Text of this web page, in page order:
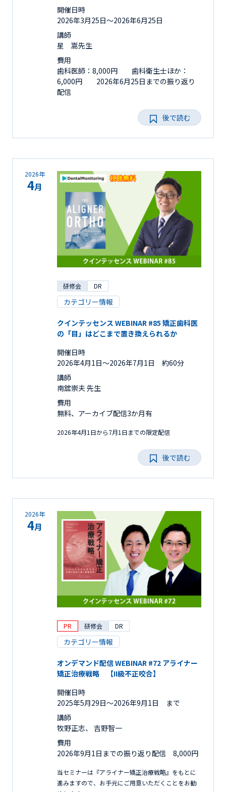
開催日時
2026年3月25日〜2026年6月25日
講師
星 嵩先生
費用
歯科医師：8,000円 歯科衛生士ほか：
6,000円 2026年6月25日までの振り返り
配信
後で読む
2026年
4月
研修会 DR
カテゴリー情報
クインテッセンス WEBINAR #85 矯正歯科医
の「目」はどこまで置き換えられるか
開催日時
2026年4月1日〜2026年7月1日 約60分
講師
南舘崇夫 先生
費用
無料、アーカイブ配信3か月有
2026年4月1日から7月1日までの限定配信
後で読む
2026年
4月
PR 研修会 DR
カテゴリー情報
オンデマンド配信 WEBINAR #72 アライナー
矯正治療戦略 【II級不正咬合】
開催日時
2025年5月29日〜2026年9月1日 まで
講師
牧野正志、 吉野智一
費用
2026年9月1日までの振り返り配信 8,000円
当セミナーは『アライナー矯正治療戦略』をもとに
進みますので、お手元にご用意いただくことをお勧